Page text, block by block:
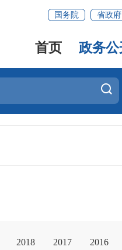
国务院 省政府
首页 政务公
2018 2017 2016